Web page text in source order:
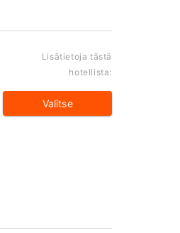
Lisätietoja tästä
hotellista:
Valitse